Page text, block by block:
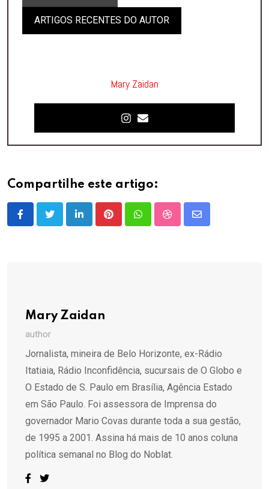
ARTIGOS RECENTES DO AUTOR
Mary Zaidan
Compartilhe este artigo:
LinkedInPinterestWhatsappStumbleUpon
Share
Mary Zaidan
author
Jornalista, mineira de Belo Horizonte, ex-Rádio
Itatiaia, Rádio Inconfidência, sucursais de O Globo e
O Estado de S. Paulo em Brasília, Agência Estado
em São Paulo. Foi assessora de Imprensa do
governador Mario Covas durante toda a sua gestão,
de 1995 a 2001. Assina há mais de 10 anos coluna
política semanal no Blog do Noblat.